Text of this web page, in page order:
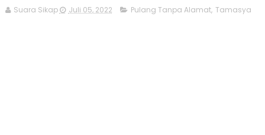
Suara Sikap Juli 05, 2022 Pulang Tanpa Alamat, Tamasya